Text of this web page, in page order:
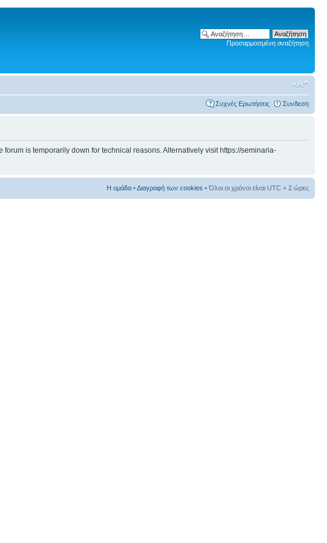
Προσαρμοσμένη αναζήτηση
Συχνές Ερωτήσεις Συνδεση
forum is temporarily down for technical reasons. Alternatively visit https://seminaria-
Η ομάδα •Διαγραφή των cookies • Όλοι οι χρόνοι είναι UTC + 2 ώρες